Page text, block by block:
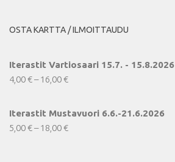
OSTA KARTTA / ILMOITTAUDU
Iterastit Vartiosaari 15.7. - 15.8.2026
4,00€– 16,00€Hintaluokka:
Iterastit Mustavuori 6.6.-21.6.2026
5,00€– 18,00€Hintaluokka: